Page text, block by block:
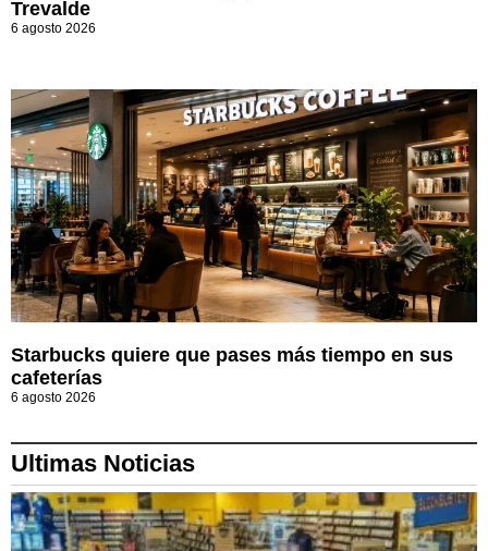
Trevalde
6 agosto 2026
Starbucks quiere que pases más tiempo en sus
cafeterías
6 agosto 2026
Ultimas Noticias